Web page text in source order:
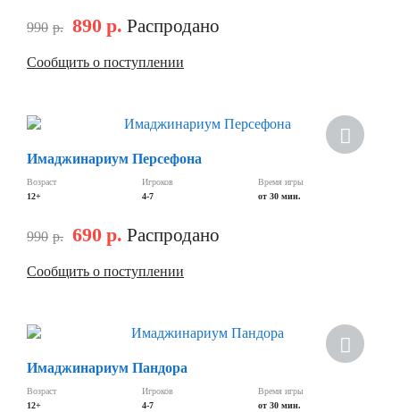
990 р. 890 р. Распродано
Сообщить о поступлении
Имаджинариум Персефона
Возраст
12+
Игроков
4-7
Время игры
от 30 мин.
990 р. 690 р. Распродано
Сообщить о поступлении
Имаджинариум Пандора
Возраст
12+
Игроков
4-7
Время игры
от 30 мин.